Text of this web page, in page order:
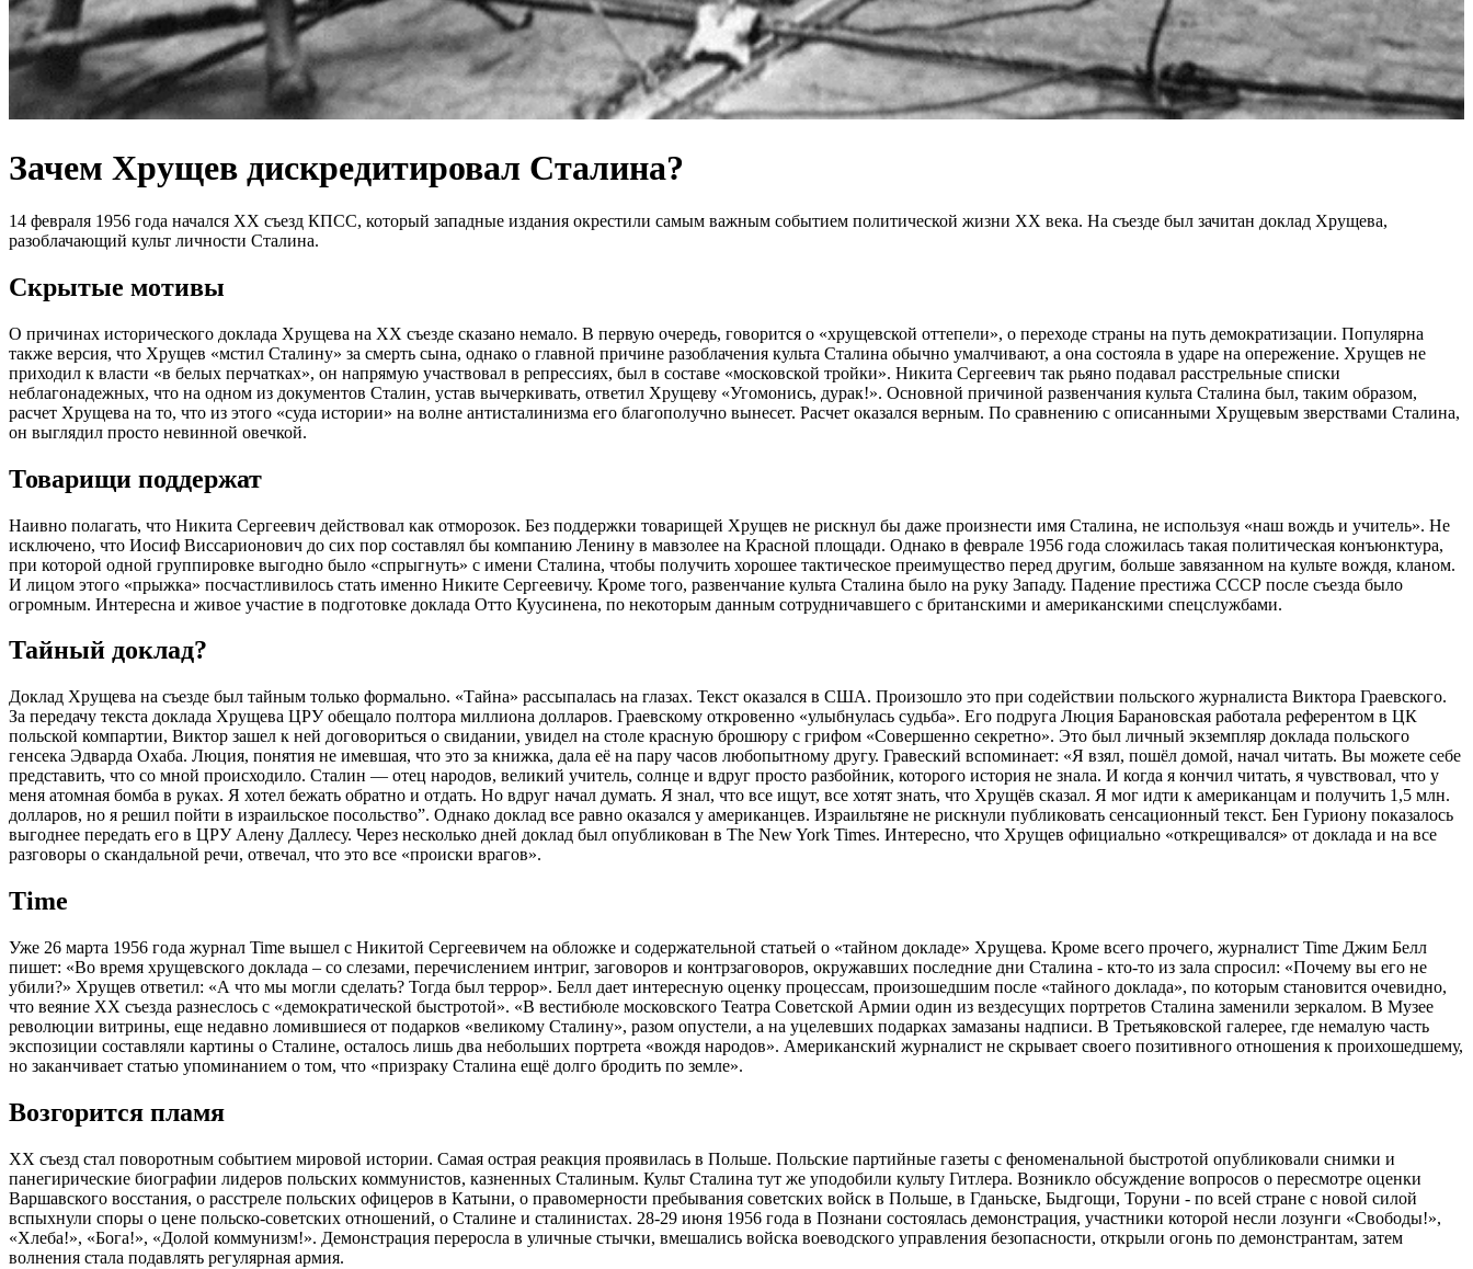
Зачем Хрущев дискредитировал Сталина?
14 февраля 1956 года начался ХХ съезд КПСС, который западные издания окрестили самым важным событием политической жизни ХХ века. На съезде был зачитан доклад Хрущева,
разоблачающий культ личности Сталина.
Скрытые мотивы
О причинах исторического доклада Хрущева на XX съезде сказано немало. В первую очередь, говорится о «хрущевской оттепели», о переходе страны на путь демократизации. Популярна
также версия, что Хрущев «мстил Сталину» за смерть сына, однако о главной причине разоблачения культа Сталина обычно умалчивают, а она состояла в ударе на опережение. Хрущев не
приходил к власти «в белых перчатках», он напрямую участвовал в репрессиях, был в составе «московской тройки». Никита Сергеевич так рьяно подавал расстрельные списки
неблагонадежных, что на одном из документов Сталин, устав вычеркивать, ответил Хрущеву «Угомонись, дурак!». Основной причиной развенчания культа Сталина был, таким образом,
расчет Хрущева на то, что из этого «суда истории» на волне антисталинизма его благополучно вынесет. Расчет оказался верным. По сравнению с описанными Хрущевым зверствами Сталина,
он выглядил просто невинной овечкой.
Товарищи поддержат
Наивно полагать, что Никита Сергеевич действовал как отморозок. Без поддержки товарищей Хрущев не рискнул бы даже произнести имя Сталина, не используя «наш вождь и учитель». Не
исключено, что Иосиф Виссарионович до сих пор составлял бы компанию Ленину в мавзолее на Красной площади. Однако в феврале 1956 года сложилась такая политическая конъюнктура,
при которой одной группировке выгодно было «спрыгнуть» с имени Сталина, чтобы получить хорошее тактическое преимущество перед другим, больше завязанном на культе вождя, кланом.
И лицом этого «прыжка» посчастливилось стать именно Никите Сергеевичу. Кроме того, развенчание культа Сталина было на руку Западу. Падение престижа СССР после съезда было
огромным. Интересна и живое участие в подготовке доклада Отто Куусинена, по некоторым данным сотрудничавшего с британскими и американскими спецслужбами.
Тайный доклад?
Доклад Хрущева на съезде был тайным только формально. «Тайна» рассыпалась на глазах. Текст оказался в США. Произошло это при содействии польского журналиста Виктора Граевского.
За передачу текста доклада Хрущева ЦРУ обещало полтора миллиона долларов. Граевскому откровенно «улыбнулась судьба». Его подруга Люция Барановская работала референтом в ЦК
польской компартии, Виктор зашел к ней договориться о свидании, увидел на столе красную брошюру с грифом «Совершенно секретно». Это был личный экземпляр доклада польского
генсека Эдварда Охаба. Люция, понятия не имевшая, что это за книжка, дала её на пару часов любопытному другу. Гравеский вспоминает: «Я взял, пошёл домой, начал читать. Вы можете себе
представить, что со мной происходило. Сталин — отец народов, великий учитель, солнце и вдруг просто разбойник, которого история не знала. И когда я кончил читать, я чувствовал, что у
меня атомная бомба в руках. Я хотел бежать обратно и отдать. Но вдруг начал думать. Я знал, что все ищут, все хотят знать, что Хрущёв сказал. Я мог идти к американцам и получить 1,5 млн.
долларов, но я решил пойти в израильское посольство”. Однако доклад все равно оказался у американцев. Израильтяне не рискнули публиковать сенсационный текст. Бен Гуриону показалось
выгоднее передать его в ЦРУ Алену Даллесу. Через несколько дней доклад был опубликован в The New York Times. Интересно, что Хрущев официально «открещивался» от доклада и на все
разговоры о скандальной речи, отвечал, что это все «происки врагов».
Time
Уже 26 марта 1956 года журнал Time вышел с Никитой Сергеевичем на обложке и содержательной статьей о «тайном докладе» Хрущева. Кроме всего прочего, журналист Time Джим Белл
пишет: «Во время хрущевского доклада – со слезами, перечислением интриг, заговоров и контрзаговоров, окружавших последние дни Сталина - кто-то из зала спросил: «Почему вы его не
убили?» Хрущев ответил: «А что мы могли сделать? Тогда был террор». Белл дает интересную оценку процессам, произошедшим после «тайного доклада», по которым становится очевидно,
что веяние ХХ съезда разнеслось с «демократической быстротой». «В вестибюле московского Театра Советской Армии один из вездесущих портретов Сталина заменили зеркалом. В Музее
революции витрины, еще недавно ломившиеся от подарков «великому Сталину», разом опустели, а на уцелевших подарках замазаны надписи. В Третьяковской галерее, где немалую часть
экспозиции составляли картины о Сталине, осталось лишь два небольших портрета «вождя народов». Американский журналист не скрывает своего позитивного отношения к проихошедшему,
но заканчивает статью упоминанием о том, что «призраку Сталина ещё долго бродить по земле».
Возгорится пламя
XX съезд стал поворотным событием мировой истории. Самая острая реакция проявилась в Польше. Польские партийные газеты с феноменальной быстротой опубликовали снимки и
панегирические биографии лидеров польских коммунистов, казненных Сталиным. Культ Сталина тут же уподобили культу Гитлера. Возникло обсуждение вопросов о пересмотре оценки
Варшавского восстания, о расстреле польских офицеров в Катыни, о правомерности пребывания советских войск в Польше, в Гданьске, Быдгощи, Торуни - по всей стране с новой силой
вспыхнули споры о цене польско-советских отношений, о Сталине и сталинистах. 28-29 июня 1956 года в Познани состоялась демонстрация, участники которой несли лозунги «Свободы!»,
«Хлеба!», «Бога!», «Долой коммунизм!». Демонстрация переросла в уличные стычки, вмешались войска воеводского управления безопасности, открыли огонь по демонстрантам, затем
волнения стала подавлять регулярная армия.